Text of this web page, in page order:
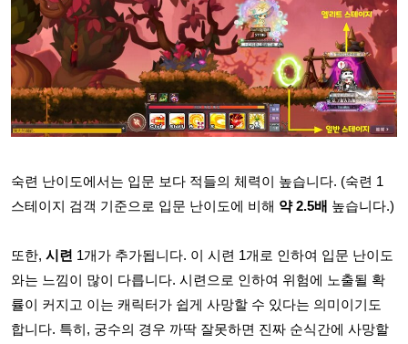
숙련 난이도에서는 입문 보다 적들의 체력이 높습니다. (숙련 1
스테이지 검객 기준으로 입문 난이도에 비해 약 2.5배 높습니다.)
또한, 시련 1개가 추가됩니다. 이 시련 1개로 인하여 입문 난이도
와는 느낌이 많이 다릅니다. 시련으로 인하여 위험에 노출될 확
률이 커지고 이는 캐릭터가 쉽게 사망할 수 있다는 의미이기도
합니다. 특히, 궁수의 경우 까딱 잘못하면 진짜 순식간에 사망할